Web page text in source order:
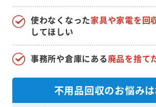
使わなくなった家具や家電を回
してほしい
事務所や倉庫にある廃品を捨て
不用品回収のお悩み